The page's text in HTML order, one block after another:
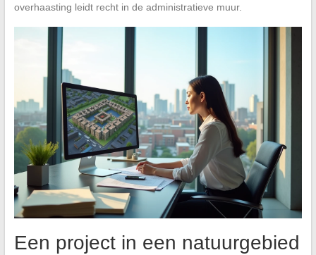
overhaasting leidt recht in de administratieve muur.
Een project in een natuurgebied